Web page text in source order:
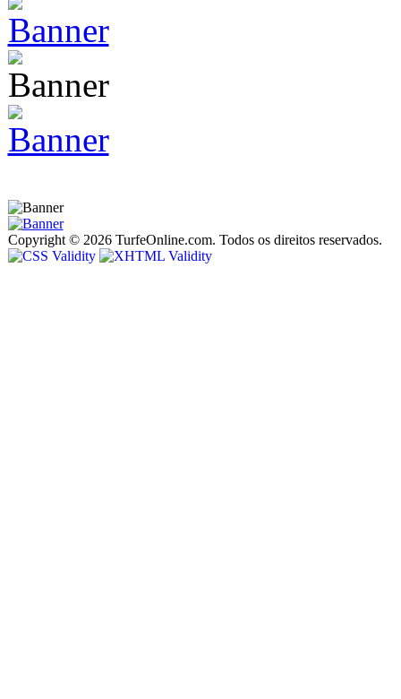
Copyright © 2026 TurfeOnline.com. Todos os direitos reservados.